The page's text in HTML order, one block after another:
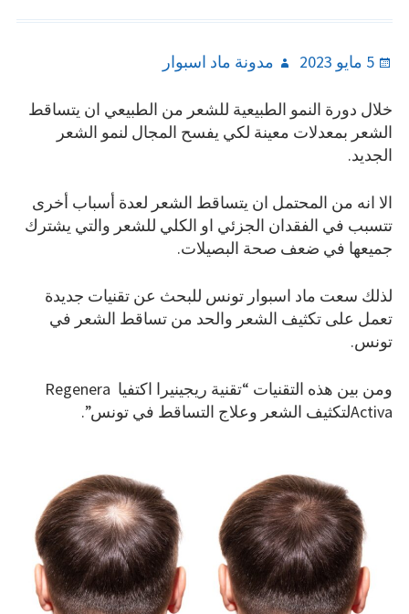
Posted
5 مايو 2023 Author
مدونة ماد اسبوار
خلال دورة النمو الطبيعية للشعر من الطبيعي ان يتساقط
الشعر بمعدلات معينة لكي يفسح المجال لنمو الشعر
الجديد.
الا انه من المحتمل ان يتساقط الشعر لعدة أسباب أخرى
تتسبب في الفقدان الجزئي او الكلي للشعر والتي يشترك
جميعها في ضعف صحة البصيلات.
لذلك سعت ماد اسبوار تونس للبحث عن تقنيات جديدة
تعمل على تكثيف الشعر والحد من تساقط الشعر في
تونس.
ومن بين هذه التقنيات “تقنية ريجينيرا اكتفيا Regenera
Activaلتكثيف الشعر وعلاج التساقط في تونس”.